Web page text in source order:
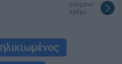
επόμενο
άρθρο
ηλικιωμένος